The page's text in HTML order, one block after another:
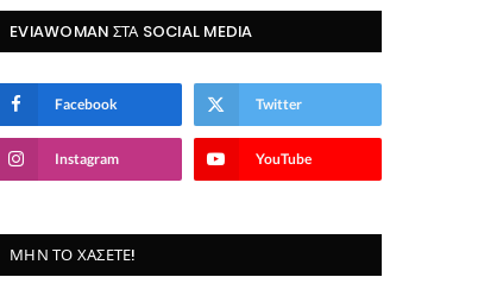
EVIAWOMAN ΣΤΑ SOCIAL MEDIA
Facebook Twitter
Instagram YouTube
ΜΗΝ ΤΟ ΧΆΣΕΤΕ!